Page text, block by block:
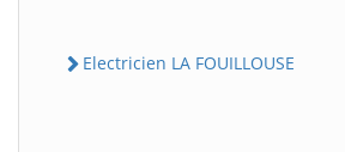
Electricien LA FOUILLOUSE